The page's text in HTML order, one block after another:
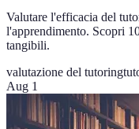
Valutare l'efficacia del
l'apprendimento. Scopri
tangibili.
valutazione del tutoring
Aug 1